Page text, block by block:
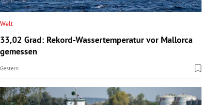
Welt
33,02 Grad: Rekord-Wassertemperatur vor Mallorca
gemessen
Gestern